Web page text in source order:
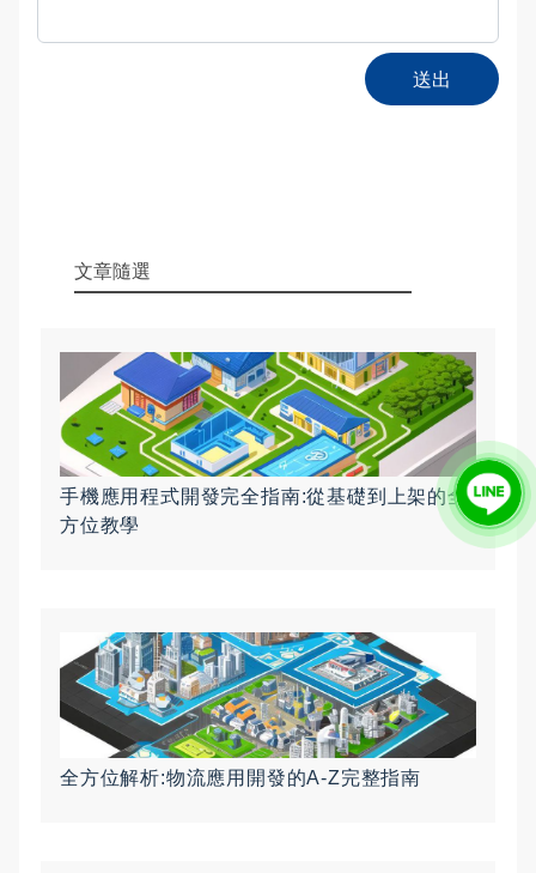
送出
文章隨選
手機應用程式開發完全指南:從基礎到上架的全
方位教學
全方位解析:物流應用開發的A-Z完整指南